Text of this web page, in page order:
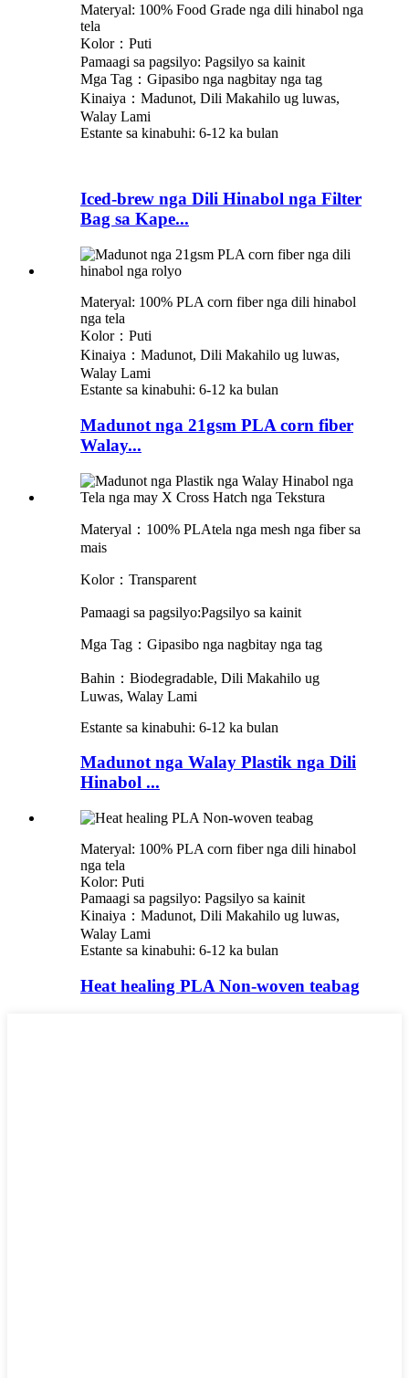
Materyal: 100% Food Grade nga dili hinabol nga
tela
Kolor：Puti
Pamaagi sa pagsilyo: Pagsilyo sa kainit
Mga Tag：Gipasibo nga nagbitay nga tag
Kinaiya：Madunot, Dili Makahilo ug luwas,
Walay Lami
Estante sa kinabuhi: 6-12 ka bulan
Iced-brew nga Dili Hinabol nga Filter
Bag sa Kape...
Materyal: 100% PLA corn fiber nga dili hinabol
nga tela
Kolor：Puti
Kinaiya：Madunot, Dili Makahilo ug luwas,
Walay Lami
Estante sa kinabuhi: 6-12 ka bulan
Madunot nga 21gsm PLA corn fiber
Walay...
Materyal： 100% PLAtela nga mesh nga fiber sa
mais
Kolor： Transparent
Pamaagi sa pagsilyo:Pagsilyo sa kainit
Mga Tag：Gipasibo nga nagbitay nga tag
Bahin： Biodegradable, Dili Makahilo ug
Luwas, Walay Lami
Estante sa kinabuhi: 6-12 ka bulan
Madunot nga Walay Plastik nga Dili
Hinabol ...
Materyal: 100% PLA corn fiber nga dili hinabol
nga tela
Kolor: Puti
Pamaagi sa pagsilyo: Pagsilyo sa kainit
Kinaiya：Madunot, Dili Makahilo ug luwas,
Walay Lami
Estante sa kinabuhi: 6-12 ka bulan
Heat healing PLA Non-woven teabag